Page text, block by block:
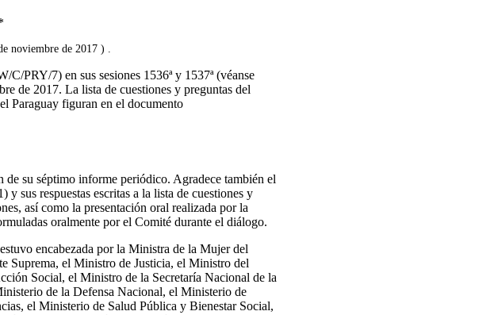
noviembre de 2017 ) .
PRY/7) en sus sesiones 1536ª y 1537ª (véanse
de 2017. La lista de cuestiones y preguntas del
Paraguay figuran en el documento
de su séptimo informe periódico. Agradece también el
sus respuestas escritas a la lista de cuestiones y
así como la presentación oral realizada por la
oralmente por el Comité durante el diálogo.
encabezada por la Ministra de la Mujer del
Suprema, el Ministro de Justicia, el Ministro del
Social, el Ministro de la Secretaría Nacional de la
de la Defensa Nacional, el Ministerio de
el Ministerio de Salud Pública y Bienestar Social,